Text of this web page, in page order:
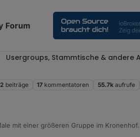
Forum
Usergroups, Stammtische & andere
beiträge 17 kommentatoren 55.7k aufrufe
mit einer größeren Gruppe im